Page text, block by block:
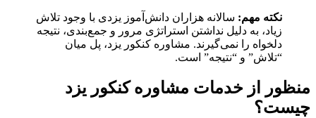
نکته مهم: سالانه هزاران دانش‌آموز یزدی با وجود تلاش
زیاد، به دلیل نداشتن استراتژی مرور و جمع‌بندی، نتیجه
دلخواه را نمی‌گیرند. مشاوره کنکور یزد، پل میان
“تلاش” و “نتیجه” است.
منظور از خدمات مشاوره کنکور یزد
چیست؟